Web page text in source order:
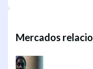
Mercados